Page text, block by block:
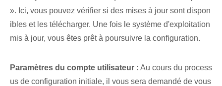
». Ici, vous pouvez vérifier si des mises à jour sont dispon
ibles et les télécharger. Une fois le système d'exploitation
mis à jour, vous êtes prêt à poursuivre la configuration.
Paramètres du compte utilisateur : Au cours du process
us de configuration initiale, il vous sera demandé de vous